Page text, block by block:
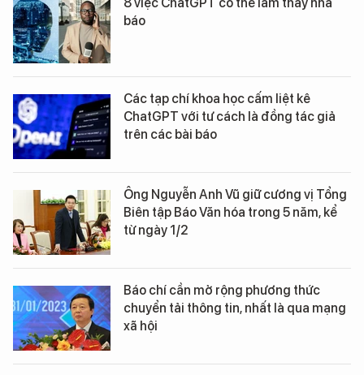
báo
Các tạp chí khoa học cấm liệt kê
ChatGPT với tư cách là đồng tác giả
trên các bài báo
Ông Nguyễn Anh Vũ giữ cương vị Tổng
Biên tập Báo Văn hóa trong 5 năm, kể
từ ngày 1/2
Báo chí cần mở rộng phương thức
chuyển tải thông tin, nhất là qua mạng
xã hội